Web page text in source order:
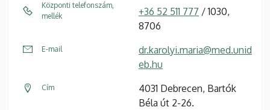
Központi telefonszám,
mellék
+36 52 511 777 / 1030,
8706
E-mail
dr.karolyi.maria@med.unid
eb.hu
Cím
4031 Debrecen, Bartók
Béla út 2-26.